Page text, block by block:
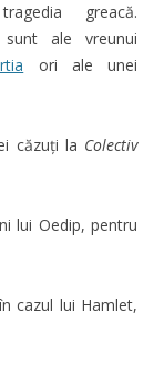
greacă.
ale vreunui
ori ale unei
căzuți la Colectiv
lui Oedip, pentru
cazul lui Hamlet,